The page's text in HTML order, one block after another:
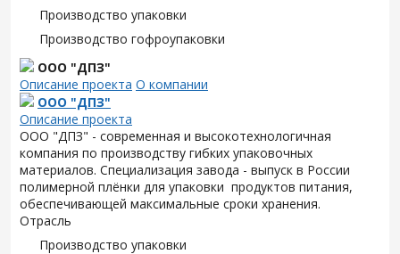
Производство упаковки
Производство гофроупаковки
ООО "ДПЗ"
Описание проекта О компании
ООО "ДПЗ"
Описание проекта
ООО "ДПЗ" - современная и высокотехнологичная
компания по производству гибких упаковочных
материалов. Специализация завода - выпуск в России
полимерной плёнки для упаковки продуктов питания,
обеспечивающей максимальные сроки хранения.
Отрасль
Производство упаковки